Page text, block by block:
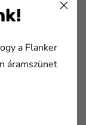
a Flanker
áramszünet